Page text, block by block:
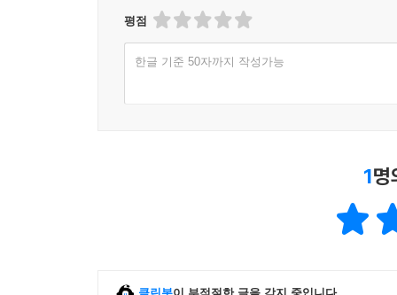
평점
한글 기준 50자까지 작성가능
1명